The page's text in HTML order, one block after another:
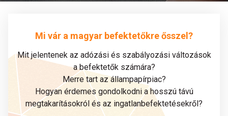
Mi vár a magyar befektetőkre ősszel?
Mit jelentenek az adózási és szabályozási változások
a befektetők számára?
Merre tart az állampapírpiac?
Hogyan érdemes gondolkodni a hosszú távú
megtakarításokról és az ingatlanbefektetésekről?